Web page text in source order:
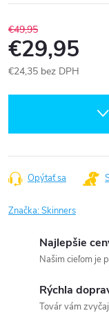
€49,95
€29,95
€24,35 bez DPH
Opýtať sa
Značka:Skinners
Najlepšie
Našim cieľom je
Rýchla
Továr vám